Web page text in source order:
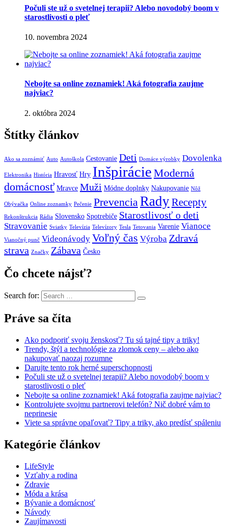
Počuli ste už o svetelnej terapii? Alebo novodobý boom v
starostlivosti o pleť
10. novembra 2024
Nebojte sa online zoznamiek! Aká fotografia zaujme
najviac?
2. októbra 2024
Štítky článkov
Ako sa zoznámiť Auto Autoškola Cestovanie Deti Domáce výrobky Dovolenka
Elektronika História Hravosť Hry Inšpirácie Moderná
domácnosť Mravce Muži Módne doplnky Nakupovanie Nôž
Obývačka Online zoznamky Pečenie PrevenciaRadyRecepty
Rekonštrukcia Rádia Slovensko Spotrebiče Starostlivosť o deti
Stravovanie Sviatky Televízia Televízory Tesla Tetovania Varenie Vianoce
Vianočný punč Videonávody Voľný čas Výroba Zdravá
strava Značky Zábava Česko
Čo chcete nájsť?
Search for:
Práve sa číta
Ako podporiť svoju ženskosť? Tu sú tajné tipy a triky!
Trendy, štýl a technológie za zlomok ceny – alebo ako
nakupovať naozaj rozumne
Darujte tento rok herné superschopnosti
Počuli ste už o svetelnej terapii? Alebo novodobý boom v
starostlivosti o pleť
Nebojte sa online zoznamiek! Aká fotografia zaujme najviac?
Kontrolujete svojmu partnerovi telefón? Nič dobré vám to
neprinesie
Viete sa správne opaľovať? Tipy a triky, ako predísť spáleniu
Kategórie článkov
LifeStyle
Vzťahy a rodina
Zdravie
Móda a krása
Bývanie a domácnosť
Návody
Zaujímavosti